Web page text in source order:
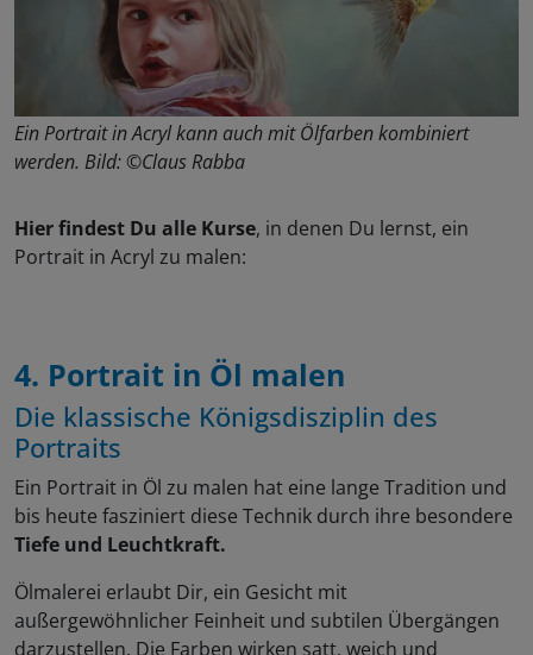
Ein Portrait in Acryl kann auch mit Ölfarben kombiniert
werden. Bild: ©Claus Rabba
Hier findest Du alle Kurse, in denen Du lernst, ein
Portrait in Acryl zu malen:
4. Portrait in Öl malen
Die klassische Königsdisziplin des
Portraits
Ein Portrait in Öl zu malen hat eine lange Tradition und
bis heute fasziniert diese Technik durch ihre besondere
Tiefe und Leuchtkraft.
Ölmalerei erlaubt Dir, ein Gesicht mit
außergewöhnlicher Feinheit und subtilen Übergängen
darzustellen. Die Farben wirken satt, weich und